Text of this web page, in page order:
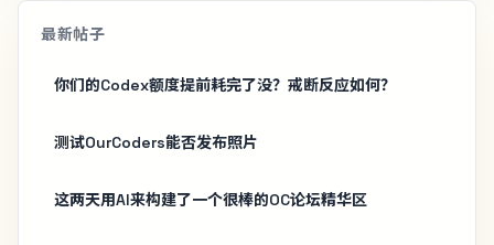
最新帖子
你们的Codex额度提前耗完了没？戒断反应如何？
测试OurCoders能否发布照片
这两天用AI来构建了一个很棒的OC论坛精华区